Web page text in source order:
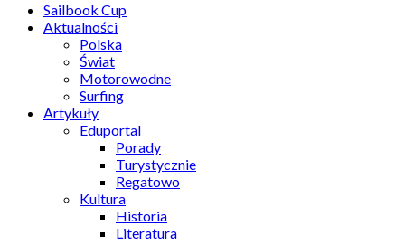
Sailbook Cup
Aktualności
Polska
Świat
Motorowodne
Surfing
Artykuły
Eduportal
Porady
Turystycznie
Regatowo
Kultura
Historia
Literatura